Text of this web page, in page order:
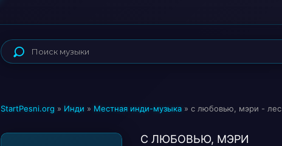
StartPesni.org » Инди » Местная инди-музыка » с любовью, мэри - лес
С ЛЮБОВЬЮ, МЭРИ